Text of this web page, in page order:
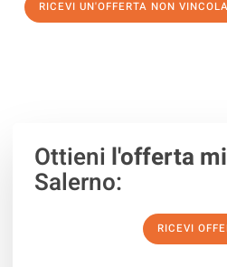
RICEVI UN'OFFERTA NON
Ottieni l'offerta
Salerno:
RICEVI